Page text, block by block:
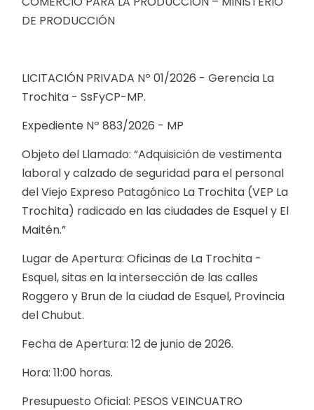
DE PRODUCCIÓN
LICITACIÓN PRIVADA Nº 01/2026 - Gerencia La
Trochita - SsFyCP-MP.
Expediente Nº 883/2026 - MP
Objeto del Llamado: “Adquisición de vestimenta
laboral y calzado de seguridad para el personal
del Viejo Expreso Patagónico La Trochita (VEP La
Trochita) radicado en las ciudades de Esquel y El
Maitén.”
Lugar de Apertura: Oficinas de La Trochita -
Esquel, sitas en la intersección de las calles
Roggero y Brun de la ciudad de Esquel, Provincia
del Chubut.
Fecha de Apertura: 12 de junio de 2026.
Hora: 11:00 horas.
Presupuesto Oficial: PESOS VEINCUATRO